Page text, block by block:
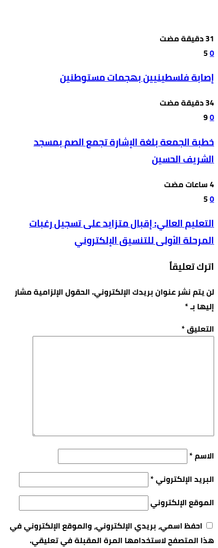
0
5
إصابة فلسطينيين بهجمات مستوطنين
0
9
خطبة الجمعة بلغة الإشارة تجمع الصم بمسجد
الشريف الحسين
0
5
التعليم العالي: إقبال متزايد على تسجيل رغبات
المرحلة الأولى للتنسيق الإلكتروني
اترك تعليقاً
لن يتم نشر عنوان بريدك الإلكتروني.الحقول الإلزامية مشار
إليها بـ*
التعليق*
الاسم*
البريد الإلكتروني*
الموقع الإلكتروني
احفظ اسمي، بريدي الإلكتروني، والموقع الإلكتروني في
هذا المتصفح لاستخدامها المرة المقبلة في تعليقي.